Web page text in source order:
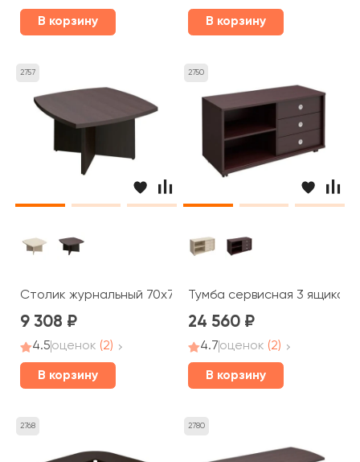
В корзину В корзину
2757
Столик журнальный 70x70x50 Born
9 308
4.5оценок (2)
В корзину
2750
Тумба сервисная 3 ящика
24 560
4.7оценок (2)
В корзину
2768 2780